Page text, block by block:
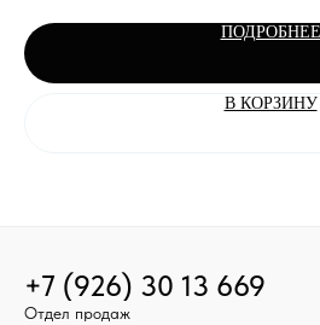
ПОДРОБНЕЕ
В КОРЗИНУ
+7 (926) 30 13 669
Отдел продаж